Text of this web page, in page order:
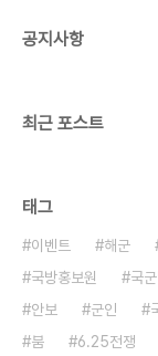
공지사항
최근 포스트
태그
이벤트 해군
국방홍보원
국
안보
군인
붐
6.25전쟁